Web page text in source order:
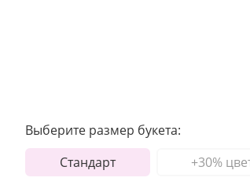
Выберите размер букета:
Стандарт
+30%